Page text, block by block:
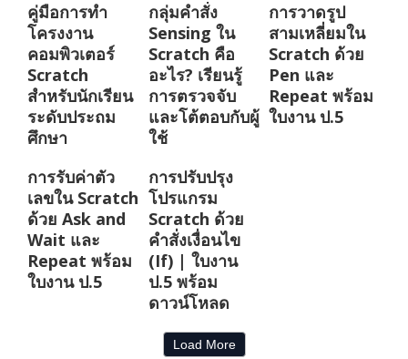
คู่มือการทำ
โครงงาน
คอมพิวเตอร์
Scratch
สำหรับนักเรียน
ระดับประถม
ศึกษา
กลุ่มคำสั่ง
Sensing ใน
Scratch คือ
อะไร? เรียนรู้
การตรวจจับ
และโต้ตอบกับผู้
ใช้
การวาดรูป
สามเหลี่ยมใน
Scratch ด้วย
Pen และ
Repeat พร้อม
ใบงาน ป.5
การรับค่าตัว
เลขใน Scratch
ด้วย Ask and
Wait และ
Repeat พร้อม
ใบงาน ป.5
การปรับปรุง
โปรแกรม
Scratch ด้วย
คำสั่งเงื่อนไข
(If) | ใบงาน
ป.5 พร้อม
ดาวน์โหลด
Load More